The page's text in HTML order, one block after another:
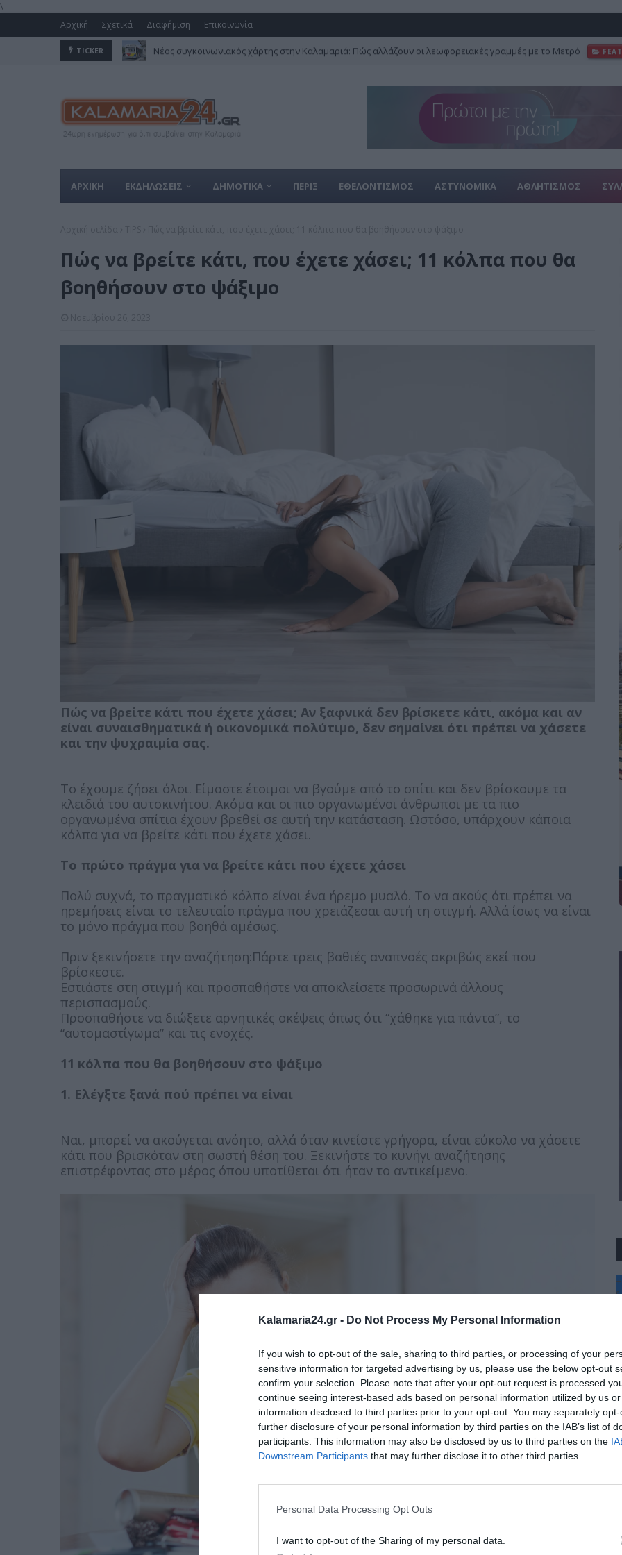
Kalamaria24.gr - Do Not Process My Personal Information
If you wish to opt-out of the sale, sharing to third parties, or processing of your
sensitive information for targeted advertising by us, please use the below opt-out
confirm your selection. Please note that after your opt-out request is processed
continue seeing interest-based ads based on personal information utilized by us
information disclosed to third parties prior to your opt-out. You may separately
further disclosure of your personal information by third parties on the IAB’s list of
participants. This information may also be disclosed by us to third parties on the
Downstream Participants that may further disclose it to other third parties.
Personal Data Processing Opt Outs
I want to opt-out of the Sharing of my personal data.
\
Αρχική Σχετικά Διαφήμιση Επικοινωνία
TICKER Νέος συγκοινωνιακός χάρτης στην Καλαμαριά: Πώς αλλάζουν οι λεωφορειακές γραμμές με το Μετρό
ΑΡΧΙΚΗ ΕΚΔΗΛΩΣΕΙΣ ΔΗΜΟΤΙΚΑ ΠΕΡΙΞ ΕΘΕΛΟΝΤΙΣΜΟΣ ΑΣΤΥΝΟΜΙΚΑ ΑΘΛΗΤΙΣΜΟΣ
Πώς να βρείτε κάτι, που έχετε χάσει; 11 κόλπα που θα
βοηθήσουν στο ψάξιμο
Πώς να βρείτε κάτι που έχετε χάσει; Αν ξαφνικά δεν βρίσκετε κάτι, ακόμα και αν
είναι συναισθηματικά ή οικονομικά πολύτιμο, δεν σημαίνει ότι πρέπει να χάσετε
και την ψυχραιμία σας.
Το έχουμε ζήσει όλοι. Είμαστε έτοιμοι να βγούμε από το σπίτι και δεν βρίσκουμε τα
κλειδιά του αυτοκινήτου. Ακόμα και οι πιο οργανωμένοι άνθρωποι με τα πιο
οργανωμένα σπίτια έχουν βρεθεί σε αυτή την κατάσταση. Ωστόσο, υπάρχουν κάποια
κόλπα για να βρείτε κάτι που έχετε χάσει.
Το πρώτο πράγμα για να βρείτε κάτι που έχετε χάσει
Πολύ συχνά, το πραγματικό κόλπο είναι ένα ήρεμο μυαλό. Το να ακούς ότι πρέπει να
ηρεμήσεις είναι το τελευταίο πράγμα που χρειάζεσαι αυτή τη στιγμή. Αλλά ίσως να είναι
το μόνο πράγμα που βοηθά αμέσως.
Πριν ξεκινήσετε την αναζήτηση:Πάρτε τρεις βαθιές αναπνοές ακριβώς εκεί που
βρίσκεστε.
Εστιάστε στη στιγμή και προσπαθήστε να αποκλείσετε προσωρινά άλλους
περισπασμούς.
Προσπαθήστε να διώξετε αρνητικές σκέψεις όπως ότι “χάθηκε για πάντα”, το
“αυτομαστίγωμα” και τις ενοχές.
11 κόλπα που θα βοηθήσουν στο ψάξιμο
1. Ελέγξτε ξανά πού πρέπει να είναι
Ναι, μπορεί να ακούγεται ανόητο, αλλά όταν κινείστε γρήγορα, είναι εύκολο να χάσετε
κάτι που βρισκόταν στη σωστή θέση του. Ξεκινήστε το κυνήγι αναζήτησης
επιστρέφοντας στο μέρος όπου υποτίθεται ότι ήταν το αντικείμενο.
+
°